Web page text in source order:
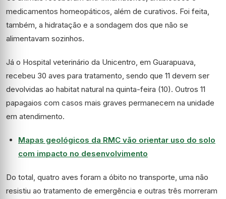
medicamentos homeopáticos, além de curativos. Foi feita,
também, a hidratação e a sondagem dos que não se
alimentavam sozinhos.
Já o Hospital veterinário da Unicentro, em Guarapuava,
recebeu 30 aves para tratamento, sendo que 11 devem ser
devolvidas ao habitat natural na quinta-feira (10). Outros 11
papagaios com casos mais graves permanecem na unidade
em atendimento.
Mapas geológicos da RMC vão orientar uso do solo
com impacto no desenvolvimento
Do total, quatro aves foram a óbito no transporte, uma não
resistiu ao tratamento de emergência e outras três morreram